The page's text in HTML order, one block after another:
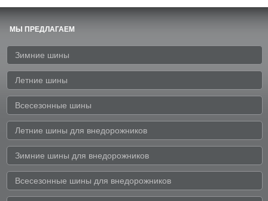
МЫ ПРЕДЛАГАЕМ
Зимние шины
Летние шины
Всесезонные шины
Летние шины для внедорожников
Зимние шины для внедорожников
Всесезонные шины для внедорожников